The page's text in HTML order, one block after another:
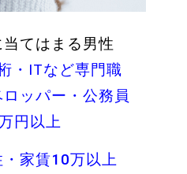
てはまる男性
・ITなど専門職
ッパー・公務員
円以上
家賃10万以上